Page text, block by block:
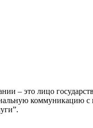
– это лицо
коммуникацию